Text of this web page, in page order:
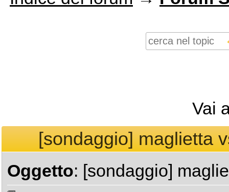
Vai
[sondaggio] maglietta
Oggetto: [sondaggio]